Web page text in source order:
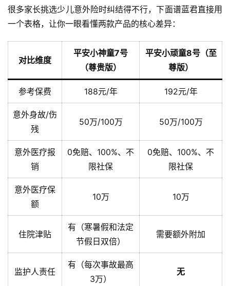
很多家长挑选少儿意外险时纠结得不行，下面谱蓝君直接用
一个表格，让你一眼看懂两款产品的核心差异：
对比维度
平安小神童7号
（尊贵版）
平安小顽童8号（至
尊版）
参考保费 188元/年 192元/年
意外身故/伤
残
50万/100万 50万/100万
意外医疗报
销
0免赔、100%、不
限社保
0免赔、100%、不
限社保
意外医疗保
额
10万 10万
住院津贴
有（寒暑假和法定
节假日双倍）
需要额外附加
监护人责任
有（每次事故最高
3万）
无